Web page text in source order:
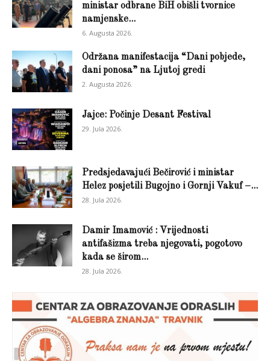
ministar odbrane BiH obišli tvornice
namjenske...
6. Augusta 2026.
Održana manifestacija “Dani pobjede,
dani ponosa” na Ljutoj gredi
2. Augusta 2026.
Jajce: Počinje Desant Festival
29. Jula 2026.
Predsjedavajući Bečirović i ministar
Helez posjetili Bugojno i Gornji Vakuf –...
28. Jula 2026.
Damir Imamović : Vrijednosti
antifašizma treba njegovati, pogotovo
kada se širom...
28. Jula 2026.